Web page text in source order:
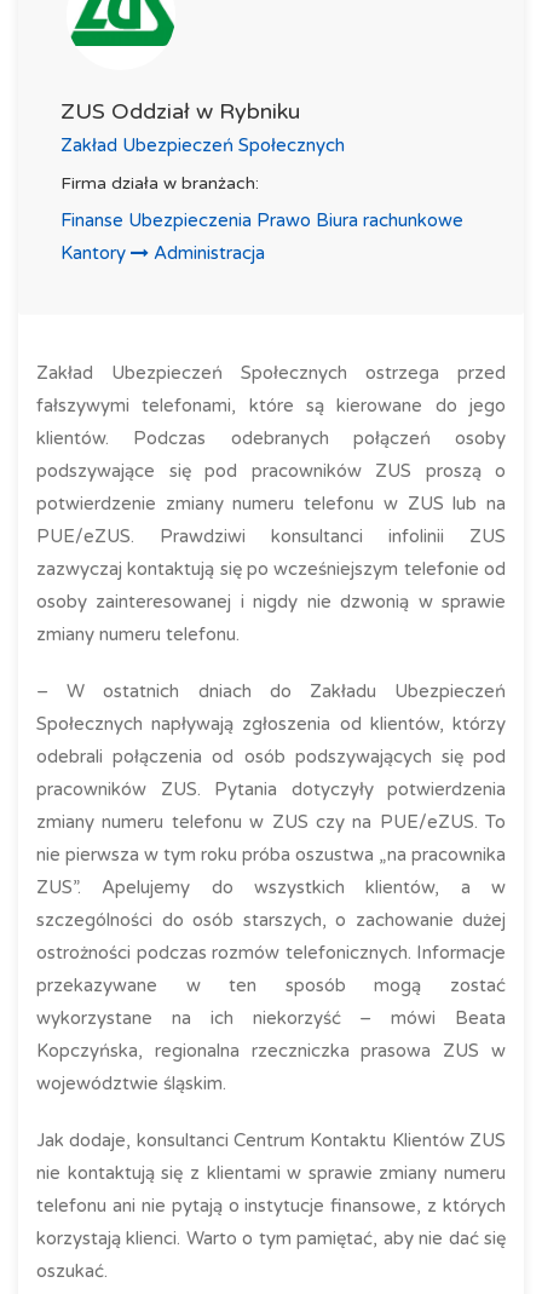
ZUS Oddział w Rybniku
Zakład Ubezpieczeń Społecznych
Firma działa w branżach:
Finanse Ubezpieczenia Prawo Biura rachunkowe
Kantory
Administracja
Zakład Ubezpieczeń Społecznych ostrzega przed
fałszywymi telefonami, które są kierowane do jego
klientów. Podczas odebranych połączeń osoby
podszywające się pod pracowników ZUS proszą o
potwierdzenie zmiany numeru telefonu w ZUS lub na
PUE/eZUS. Prawdziwi konsultanci infolinii ZUS
zazwyczaj kontaktują się po wcześniejszym telefonie od
osoby zainteresowanej i nigdy nie dzwonią w sprawie
zmiany numeru telefonu.
– W ostatnich dniach do Zakładu Ubezpieczeń
Społecznych napływają zgłoszenia od klientów, którzy
odebrali połączenia od osób podszywających się pod
pracowników ZUS. Pytania dotyczyły potwierdzenia
zmiany numeru telefonu w ZUS czy na PUE/eZUS. To
nie pierwsza w tym roku próba oszustwa „na pracownika
ZUS”. Apelujemy do wszystkich klientów, a w
szczególności do osób starszych, o zachowanie dużej
ostrożności podczas rozmów telefonicznych. Informacje
przekazywane w ten sposób mogą zostać
wykorzystane na ich niekorzyść – mówi Beata
Kopczyńska, regionalna rzeczniczka prasowa ZUS w
województwie śląskim.
Jak dodaje, konsultanci Centrum Kontaktu Klientów ZUS
nie kontaktują się z klientami w sprawie zmiany numeru
telefonu ani nie pytają o instytucje finansowe, z których
korzystają klienci. Warto o tym pamiętać, aby nie dać się
oszukać.